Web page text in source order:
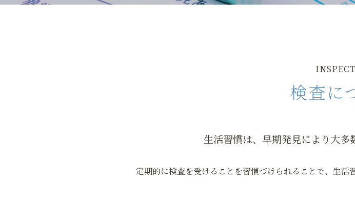
検査に
生活習慣は、早期発見により大多
定期的に検査を受けることを習慣づけられることで、生活